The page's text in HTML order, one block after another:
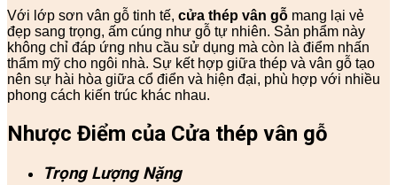
Với lớp sơn vân gỗ tinh tế, cửa thép vân gỗ mang lại vẻ
đẹp sang trọng, ấm cúng như gỗ tự nhiên. Sản phẩm này
không chỉ đáp ứng nhu cầu sử dụng mà còn là điểm nhấn
thẩm mỹ cho ngôi nhà. Sự kết hợp giữa thép và vân gỗ tạo
nên sự hài hòa giữa cổ điển và hiện đại, phù hợp với nhiều
phong cách kiến trúc khác nhau.
Nhược Điểm của Cửa thép vân gỗ
Trọng Lượng Nặng